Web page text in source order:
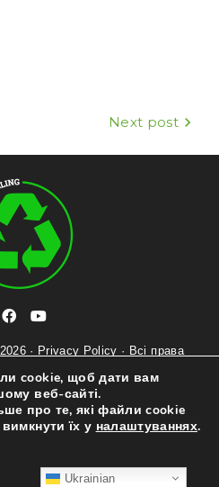
Next post
a
e
b
o
o
o
t
u
b
e
l
g
a
· Privacy Policy · Всі права
Ukrainian
cookie, щоб дати вам
веб-сайті.
про те, які файли cookie
їх у налаштуваннях.